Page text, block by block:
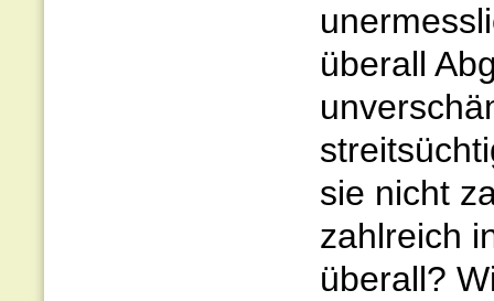
überall
sie nicht
zahlreich
überall?